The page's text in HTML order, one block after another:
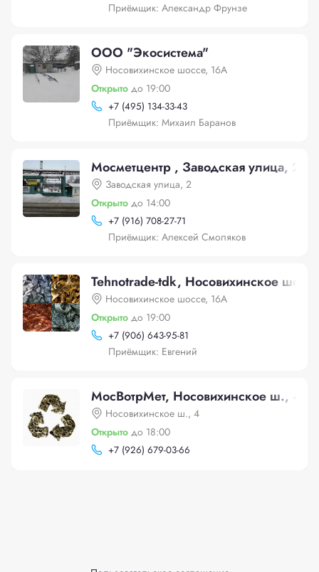
Приёмщик: Александр Фрунзе
ООО "Экосистема"
Носовихинское шоссе, 16А
Открыто до 19:00
+7 (495) 134-33-43
Приёмщик: Михаил Баранов
Мосметцентр , Заводская улица, 2
Заводская улица, 2
Открыто до 14:00
+7 (916) 708-27-71
Приёмщик: Алексей Смоляков
Tehnotrade-tdk, Носовихинское
Носовихинское шоссе, 16А
Открыто до 19:00
+7 (906) 643-95-81
Приёмщик: Евгений
МосВотрМет, Носовихинское ш., 4
Носовихинское ш., 4
Открыто до 18:00
+7 (926) 679-03-66